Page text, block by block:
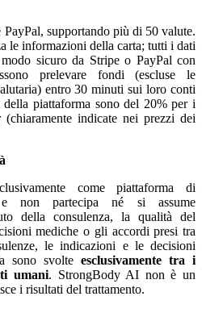
supportando più di 50 valute.
le informazioni della carta; tutti i dati
sicuro da Stripe o PayPal con
prelevare fondi (escluse le
entro 30 minuti sui loro conti
piattaforma sono del 20% per i
indicate nei prezzi dei
come piattaforma di
e non partecipa né si assume
della consulenza, la qualità del
mediche o gli accordi presi tra
le indicazioni e le decisioni
sono svolte esclusivamente tra i
umani. StrongBody AI non è un
i risultati del trattamento.